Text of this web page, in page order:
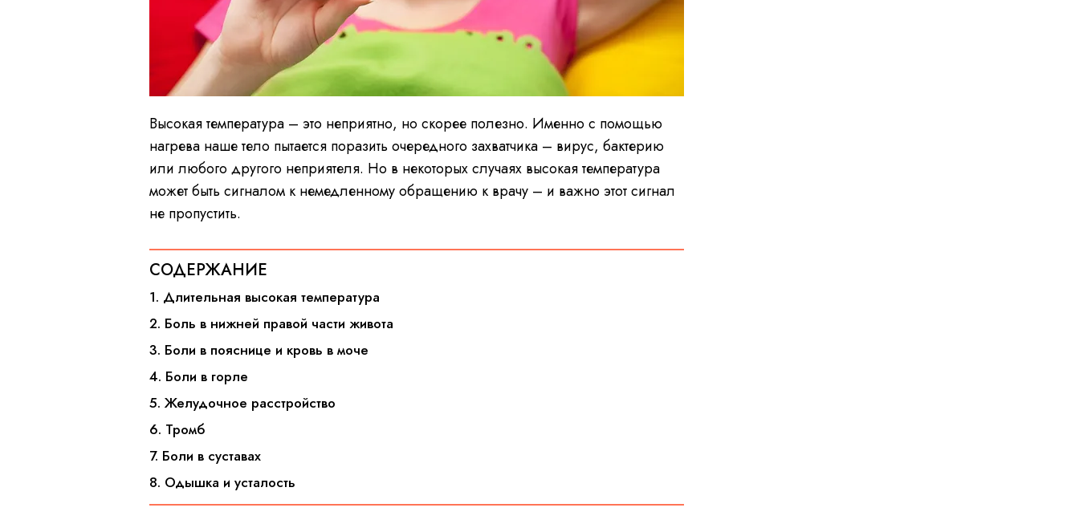
Высокая температура – это неприятно, но скорее полезно. Именно с помощью
нагрева наше тело пытается поразить очередного захватчика – вирус, бактерию
или любого другого неприятеля. Но в некоторых случаях высокая температура
может быть сигналом к немедленному обращению к врачу – и важно этот сигнал
не пропустить.
СОДЕРЖАНИЕ
1. Длительная высокая температура
2. Боль в нижней правой части живота
3. Боли в пояснице и кровь в моче
4. Боли в горле
5. Желудочное расстройство
6. Тромб
7. Боли в суставах
8. Одышка и усталость